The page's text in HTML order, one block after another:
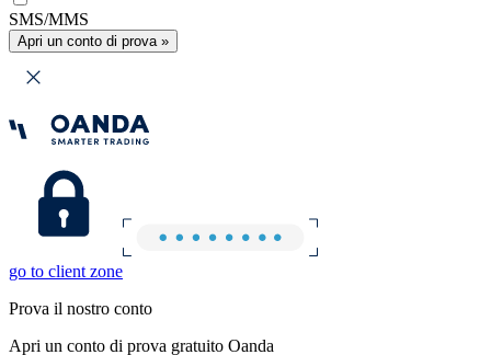
SMS/MMS
Apri un conto di prova »
go to client zone
Prova il nostro conto
Apri un conto di prova gratuito Oanda